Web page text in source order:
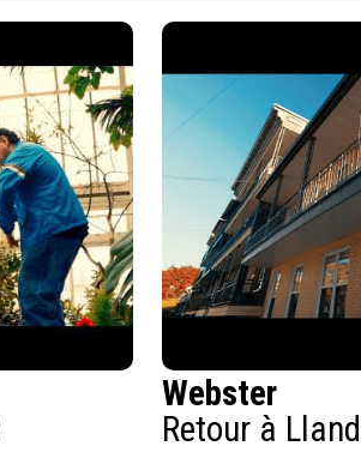
Webster
Retour à Lland